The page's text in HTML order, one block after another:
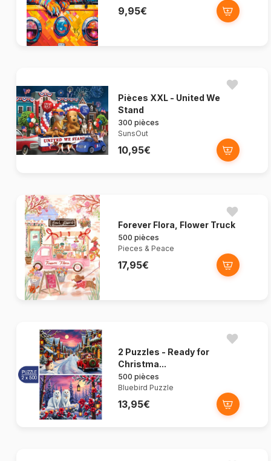
9,95€
Pièces XXL - United We
Stand
300 pièces
SunsOut
10,95€
Forever Flora, Flower Truck
500 pièces
Pieces & Peace
17,95€
2 Puzzles - Ready for
Christma...
500 pièces
Bluebird Puzzle
13,95€